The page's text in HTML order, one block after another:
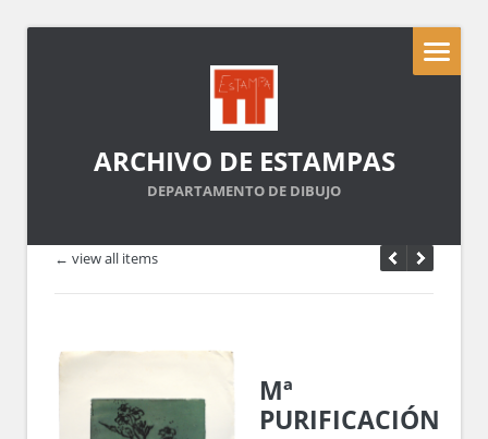
ARCHIVO DE ESTAMPAS
DEPARTAMENTO DE DIBUJO
← view all items
Mª
PURIFICACIÓN